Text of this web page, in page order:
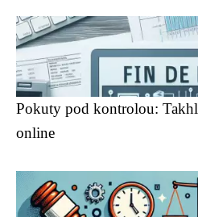
Pokuty pod kontrolou:
online